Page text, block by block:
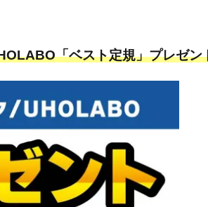
「ベスト定規」プレゼン